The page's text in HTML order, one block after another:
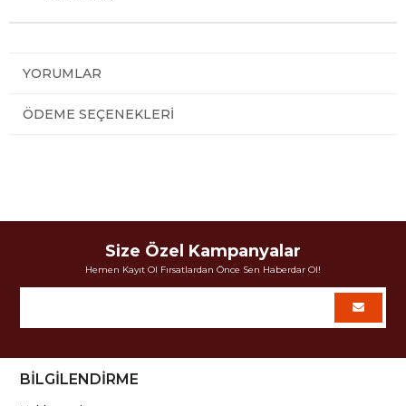
YORUMLAR
ÖDEME SEÇENEKLERI
Size Özel Kampanyalar
Hemen Kayıt Ol Fırsatlardan Önce Sen Haberdar Ol!
BİLGİLENDİRME